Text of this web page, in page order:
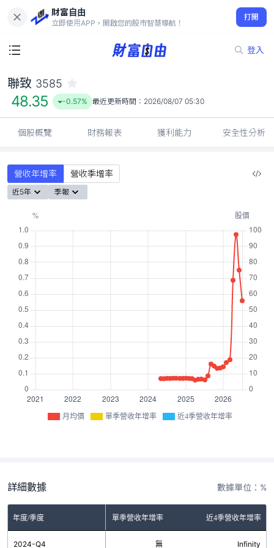
財富自由
立即使用APP，開啟您的股市智慧導航！
打開
登入
48.35
-0.57%
聯致 3585
48.35 -0.57% 最近更新時間： 2026/08/07 05:30
個股概覽 財務報表 獲利能力 安全性分析
營收年增率 營收季增率
近5年 季報
月均價 單季營收年增率 近4季營收年增率
詳細數據 數據單位：%
年度/季度 單季營收年增率 近4季營收年增率
2024-Q4 無 Infinity